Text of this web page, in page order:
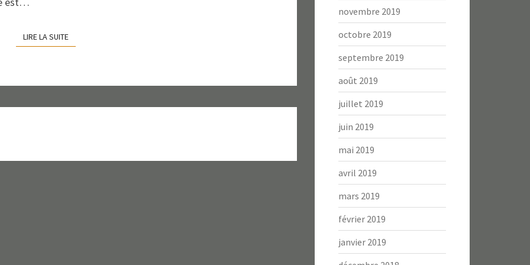
LIRE LA SUITELIRE LA SUITE
novembre 2019
octobre 2019
septembre 2019
août 2019
juillet 2019
juin 2019
mai 2019
avril 2019
mars 2019
février 2019
janvier 2019